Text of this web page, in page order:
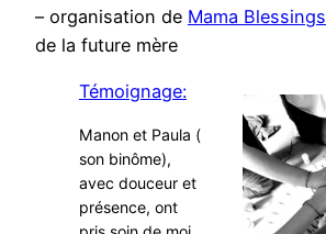
– organisation de Mama Blessings
de la future mère
Témoignage:
Manon et Paula (
son binôme),
avec douceur et
présence, ont